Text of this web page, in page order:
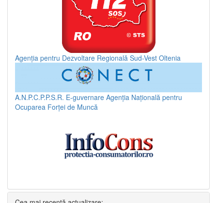
Agenția pentru Dezvoltare Regională Sud-Vest Oltenia
A.N.P.C.P.P.S.R. E-guvernare Agenția Națională pentru
Ocuparea Forței de Muncă